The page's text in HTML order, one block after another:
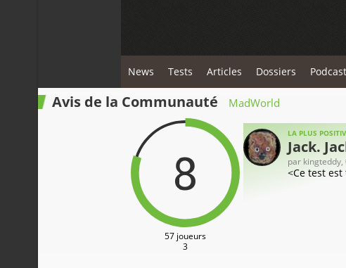
News Tests Articles Dossiers
Avis de la Communauté MadWorld
8
57 joueurs
3
LA PLUS
Jack.
par kingteddy,
<Ce test